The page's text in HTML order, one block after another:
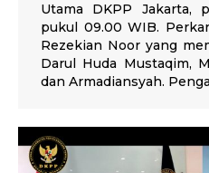
Utama DKPP Jakarta,
pukul 09.00 WIB.
Rezekian Noor yang
Darul Huda Mustaqim,
dan Armadiansyah.